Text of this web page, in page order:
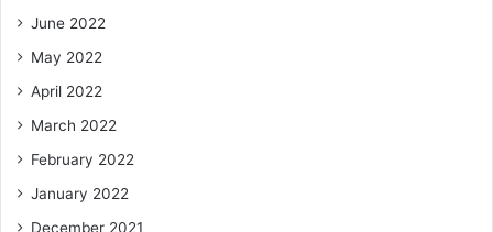
June 2022
May 2022
April 2022
March 2022
February 2022
January 2022
December 2021